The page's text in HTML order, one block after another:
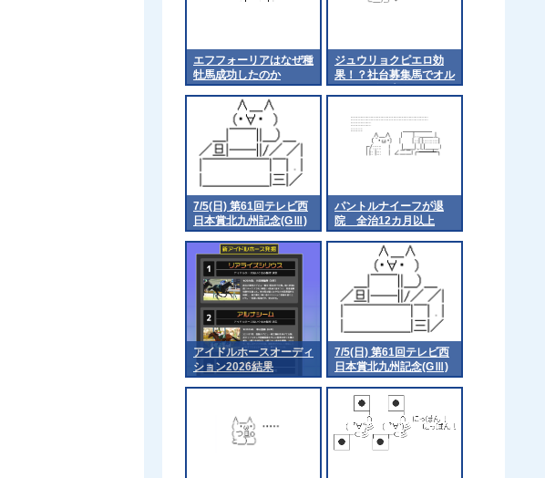
エフフォーリアはなぜ種
牡馬成功したのか
ジュウリョクピエロ効
果！？社台募集馬でオル
フェーヴル大人気に
7/5(日) 第61回テレビ西
日本賞北九州記念(GⅢ)
part2
パントルナイーフが退
院 全治12カ月以上
アイドルホースオーディ
ション2026結果
7/5(日) 第61回テレビ西
日本賞北九州記念(GⅢ)
part1